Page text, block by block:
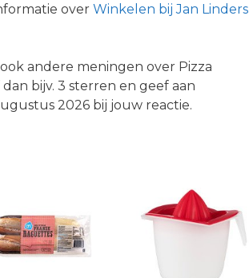
over Winkelen bij Jan Linders
andere meningen over Pizza
bijv. 3 sterren en geef aan
2026 bij jouw reactie.